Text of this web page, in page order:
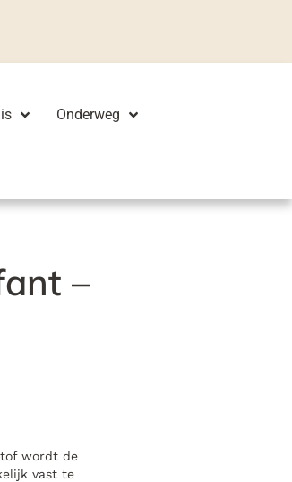
Onderweg
–
wordt de
vast te